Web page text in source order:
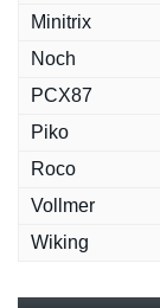
Minitrix
Noch
PCX87
Piko
Roco
Vollmer
Wiking